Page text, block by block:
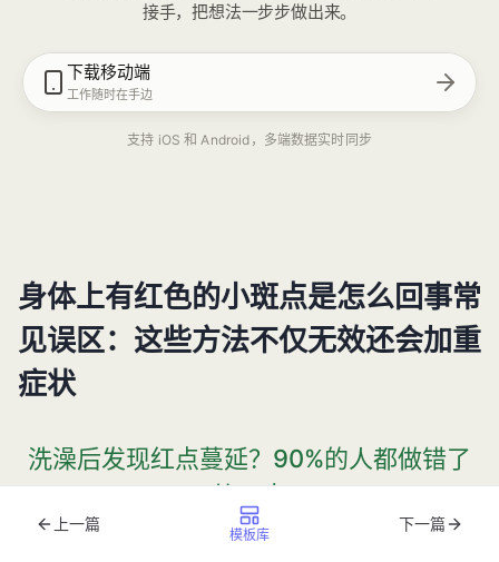
接手，把想法一步步做出来。
下载移动端
工作随时在手边
支持 iOS 和 Android，多端数据实时同步
身体上有红色的小斑点是怎么回事常
见误区：这些方法不仅无效还会加重
症状
洗澡后发现红点蔓延？90%的人都做错了
第一步
上一篇
模板库
下一篇